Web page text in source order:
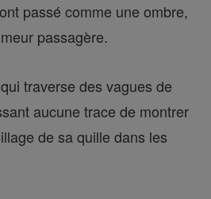
passé comme une ombre,
passagère.
traverse des vagues de
aucune trace de montrer
de sa quille dans les